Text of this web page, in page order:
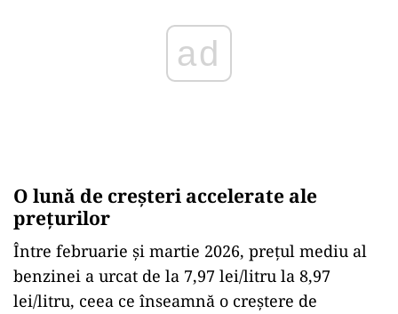
O lună de creșteri accelerate ale
prețurilor
Între februarie și martie 2026, prețul mediu al
benzinei a urcat de la 7,97 lei/litru la 8,97
lei/litru, ceea ce înseamnă o creștere de